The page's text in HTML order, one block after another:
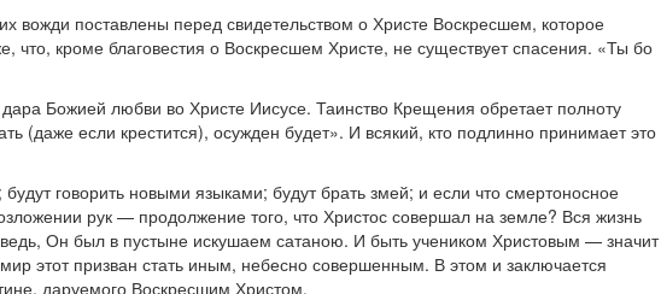
вожди поставлены перед свидетельством о Христе Воскресшем, которое
что, кроме благовестия о Воскресшем Христе, не существует спасения. «Ты бо
Божией любви во Христе Иисусе. Таинство Крещения обретает полноту
(даже если крестится), осужден будет». И всякий, кто подлинно принимает это
говорить новыми языками; будут брать змей; и если что смертоносное
рук — продолжение того, что Христос совершал на земле? Вся жизнь
Он был в пустыне искушаем сатаною. И быть учеником Христовым — значит
этот призван стать иным, небесно совершенным. В этом и заключается
даруемого Воскресшим Христом.